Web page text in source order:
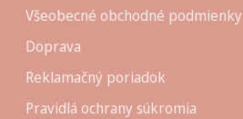
Všeobecné obchodné podmienky
Doprava
Reklamačný poriadok
Pravidlá ochrany súkromia